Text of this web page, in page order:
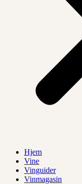
Hjem
Vine
Vinguider
Vinmagasin